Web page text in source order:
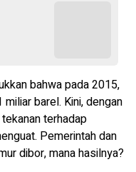
bahwa pada 2015,
barel. Kini, dengan
terhadap
Pemerintah dan
dibor, mana hasilnya?